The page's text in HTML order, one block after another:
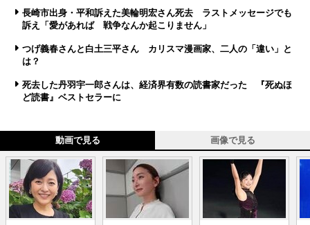
長崎市出身・平和訴えた美輪明宏さん死去 ラストメッセージでも
訴え「愛があれば 戦争なんか起こりません」
つげ義春さんと白土三平さん カリスマ漫画家、二人の「違い」と
は？
死去した丹羽宇一郎さんは、経済界有数の読書家だった 『死ぬほ
ど読書』ベストセラーに
動画で見る 画像で見る